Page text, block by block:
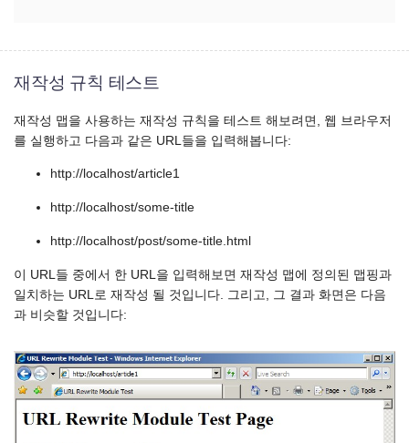
재작성 규칙 테스트
재작성 맵을 사용하는 재작성 규칙을 테스트 해보려면, 웹 브라우저
를 실행하고 다음과 같은 URL들을 입력해봅니다:
http://localhost/article1
http://localhost/some-title
http://localhost/post/some-title.html
이 URL들 중에서 한 URL을 입력해보면 재작성 맵에 정의된 맵핑과
일치하는 URL로 재작성 될 것입니다. 그리고, 그 결과 화면은 다음
과 비슷할 것입니다: